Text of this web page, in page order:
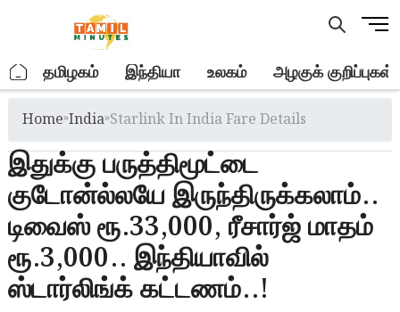
M
u
n
. தமிழகம் இந்தியா உலகம் அழகுக் குறிப்புகள்
Home»India»Starlink In India Fare Details
இதுக்கு பருத்திமூட்டை
குடோன்ல்லயே இருந்திருக்கலாம்..
டிவைஸ் ரூ.33,000, ரீசார்ஜ் மாதம்
ரூ.3,000.. இந்தியாவில்
ஸ்டார்லிங்க் கட்டணம்..!